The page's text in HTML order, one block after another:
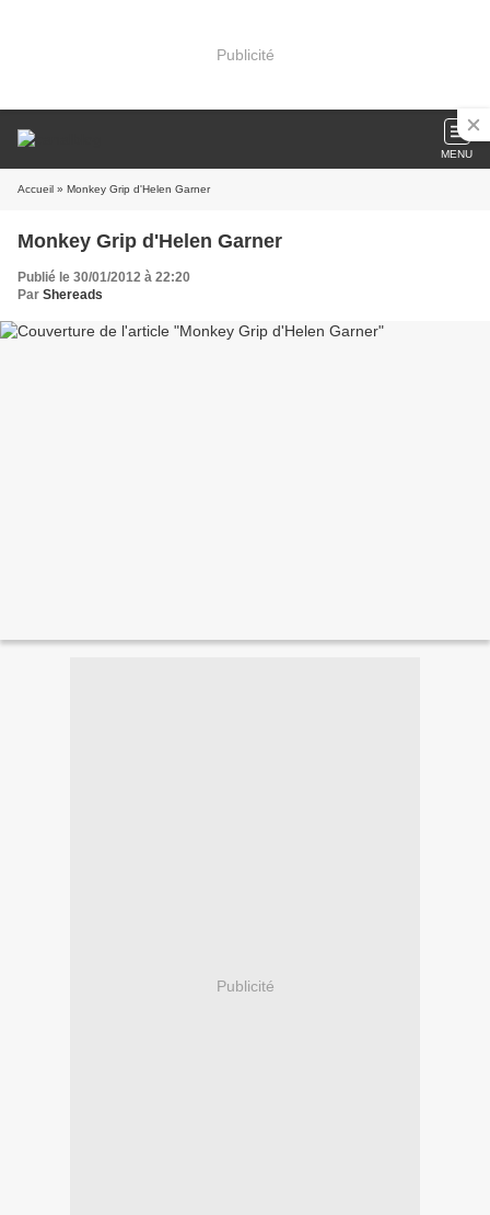
Publicité
MENU
Accueil » Monkey Grip d'Helen Garner
Monkey Grip d'Helen Garner
Publié le 30/01/2012 à 22:20
Par Shereads
Publicité